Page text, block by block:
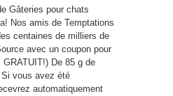
Gâteries pour chats
Nos amis de Temptations
centaines de milliers de
avec un coupon pour
De 85 g de
vous avez été
automatiquement